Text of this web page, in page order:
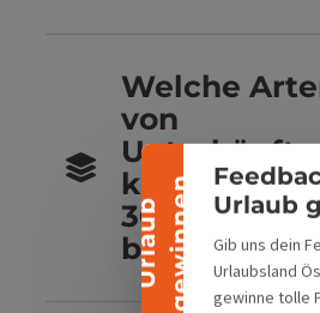
U
r
l
a
u
b
g
e
w
i
n
n
en
Banner einklappen
Urlaub
Gib uns dein
Urlaubsland
gewinne tolle
Welche
von
kannst du
360°
buchen?